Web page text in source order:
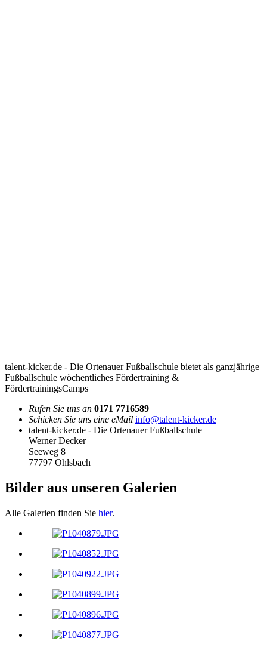
talent-kicker.de - Die Ortenauer Fußballschule bietet als ganzjährige
Fußballschule wöchentliches Fördertraining &
FördertrainingsCamps
Rufen Sie uns an 0171 7716589
Schicken Sie uns eine eMail info@talent-kicker.de
talent-kicker.de - Die Ortenauer Fußballschule
Werner Decker
Seeweg 8
77797 Ohlsbach
Bilder aus unseren Galerien
Alle Galerien finden Sie hier.